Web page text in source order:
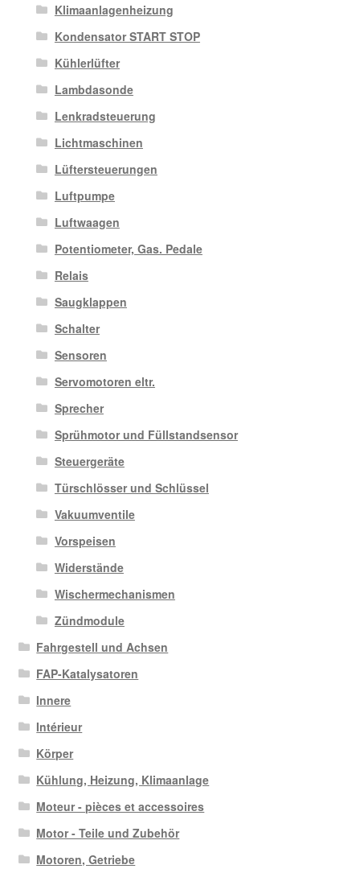
Klimaanlagenheizung
Kondensator START STOP
Kühlerlüfter
Lambdasonde
Lenkradsteuerung
Lichtmaschinen
Lüftersteuerungen
Luftpumpe
Luftwaagen
Potentiometer, Gas. Pedale
Relais
Saugklappen
Schalter
Sensoren
Servomotoren eltr.
Sprecher
Sprühmotor und Füllstandsensor
Steuergeräte
Türschlösser und Schlüssel
Vakuumventile
Vorspeisen
Widerstände
Wischermechanismen
Zündmodule
Fahrgestell und Achsen
FAP-Katalysatoren
Innere
Intérieur
Körper
Kühlung, Heizung, Klimaanlage
Moteur - pièces et accessoires
Motor - Teile und Zubehör
Motoren, Getriebe